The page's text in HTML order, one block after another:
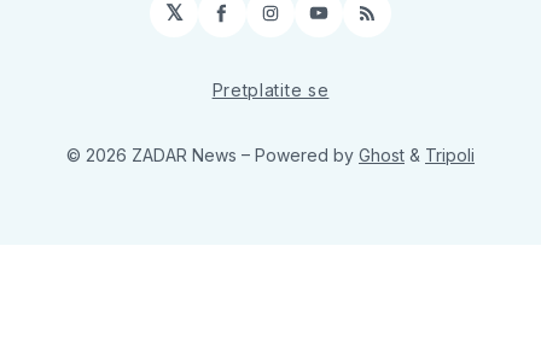
𝕏 Facebook
Instagram
YouTube
RSS
Pretplatite se
© 2026 ZADAR News – Powered by Ghost & Tripoli